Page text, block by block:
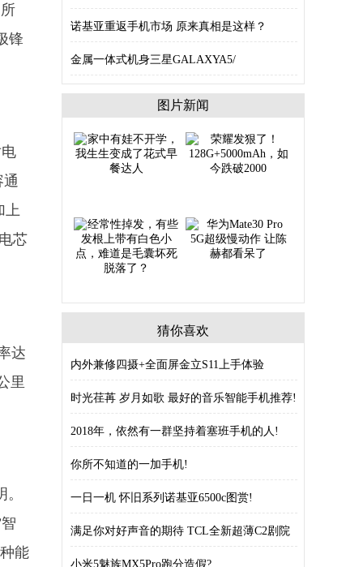
锋
上
芯
达
里
能
诺基亚重返手机市场 原来真相是这样？
金属一体式机身三星GALAXYA5/
图片新闻
猜你喜欢
内外兼修四摄+全面屏金立S11上手体验
时光荏苒 岁月如歌 最好的音乐智能手机推荐!
2018年，依然有一群坚持着塞班手机的人!
你所不知道的一加手机!
一日一机 怀旧系列诺基亚6500c图赏!
满足你对好声音的期待 TCL全新超薄C2剧院
小米5魅族MX5Pro跑分造假?